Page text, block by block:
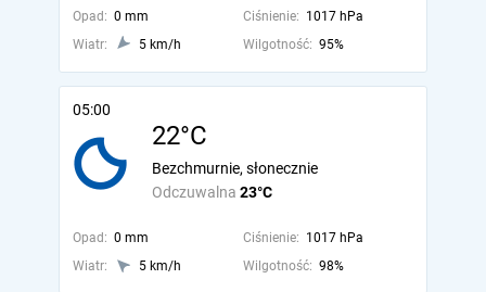
Opad: 0 mm Ciśnienie: 1017 hPa
Wiatr:
5 km/h Wilgotność: 95%
05:00
22°C
Odczuwalna 23°C
Bezchmurnie, słonecznie
Opad: 0 mm Ciśnienie: 1017 hPa
Wiatr:
5 km/h Wilgotność: 98%